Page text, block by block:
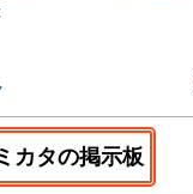
カタの掲示板